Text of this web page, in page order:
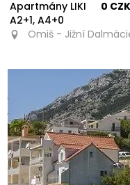
Apartmány LIKI
A2+1, A4+0
0 CZK
Omiš - Jižní